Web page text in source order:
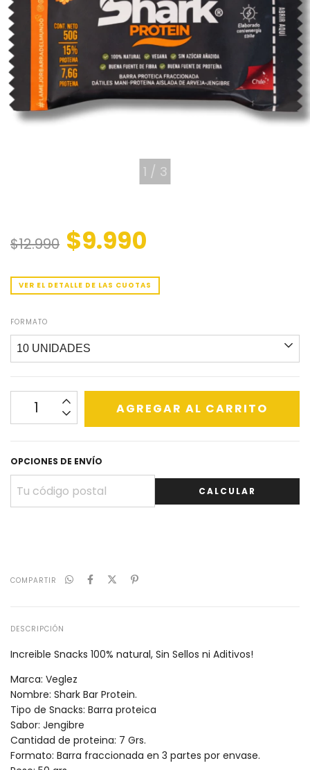
1 / 3
$12.990 $9.990
VER EL DETALLE DE LAS CUOTAS
FORMATO
OPCIONES DE ENVÍO
CALCULAR
COMPARTIR
DESCRIPCIÓN
Increible Snacks 100% natural, Sin Sellos ni Aditivos!
Marca: Veglez
Nombre: Shark Bar Protein.
Tipo de Snacks: Barra proteica
Sabor: Jengibre
Cantidad de proteina: 7 Grs.
Formato: Barra fraccionada en 3 partes por envase.